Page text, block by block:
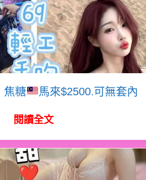
焦糖
馬來$2500.可無套內
閱讀全文